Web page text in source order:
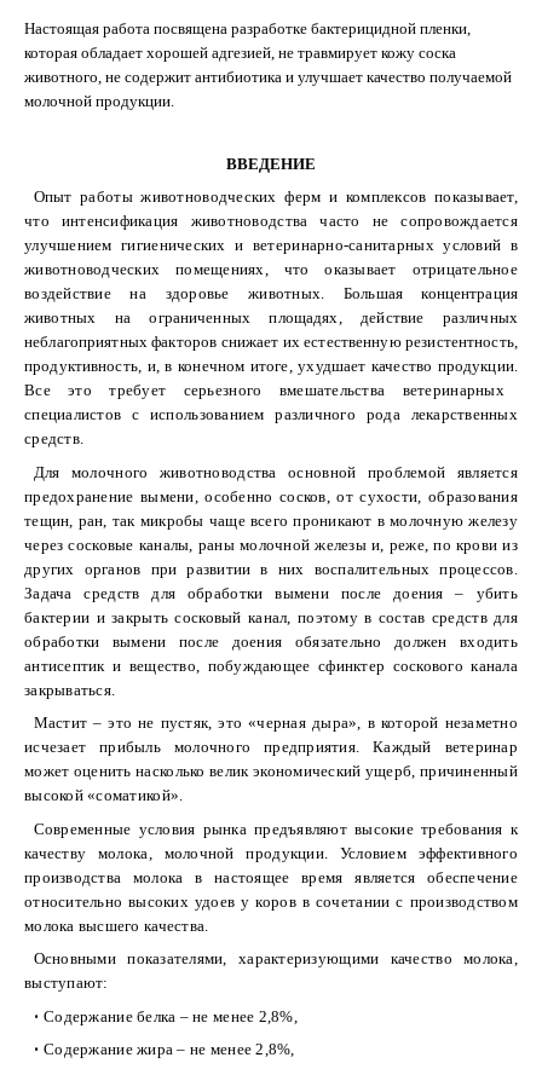
Настоящая работа посвящена разработке бактерицидной пленки,
которая обладает хорошей адгезией, не травмирует кожу соска
животного, не содержит антибиотика и улучшает качество получаемой
молочной продукции.
ВВЕДЕНИЕ
Опыт работы животноводческих ферм и комплексов показывает,
что интенсификация животноводства часто не сопровождается
улучшением гигиенических и ветеринарно-санитарных условий в
животноводческих помещениях, что оказывает отрицательное
воздействие на здоровье животных.Большая концентрация
животных на ограниченных площадях, действие различных
неблагоприятных факторов снижает их естественную резистентность,
продуктивность, и, в конечном итоге, ухудшает качество продукции.
Все это требует серьезного вмешательства ветеринарных
специалистов с использованием различного рода лекарственных
средств.
Для молочного животноводства основной проблемой является
предохранение вымени, особенно сосков, от сухости, образования
тещин, ран, так микробы чаще всего проникают в молочную железу
через сосковые каналы, раны молочной железы и, реже, по крови из
других органов при развитии в них воспалительных процессов.
Задача средств для обработки вымени после доения – убить
бактерии и закрыть сосковый канал, поэтому в состав средств для
обработки вымени после доения обязательно должен входить
антисептик и вещество, побуждающее сфинктер соскового канала
закрываться.
Мастит – это не пустяк, это «черная дыра», в которой незаметно
исчезает прибыль молочного предприятия. Каждый ветеринар
может оценить насколько велик экономический ущерб, причиненный
высокой «соматикой».
Современные условия рынка предъявляют высокие требования к
качеству молока, молочной продукции. Условием эффективного
производства молока в настоящее время является обеспечение
относительно высоких удоев у коров в сочетании с производством
молока высшего качества.
Основными показателями, характеризующими качество молока,
выступают:
•Содержание белка – не менее 2,8%,
•Содержание жира – не менее 2,8%,